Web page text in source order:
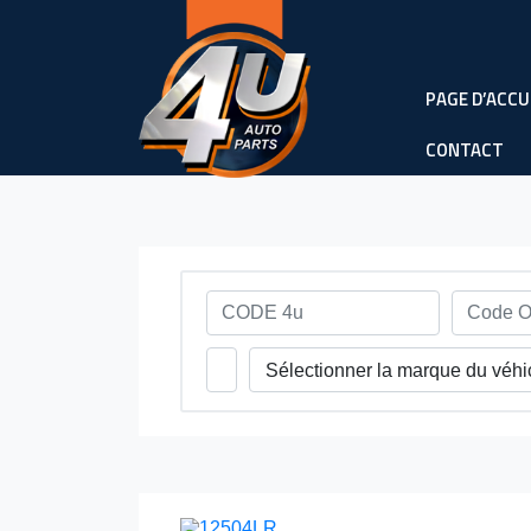
PAGE
CONTACT
Sélectionner la marque du